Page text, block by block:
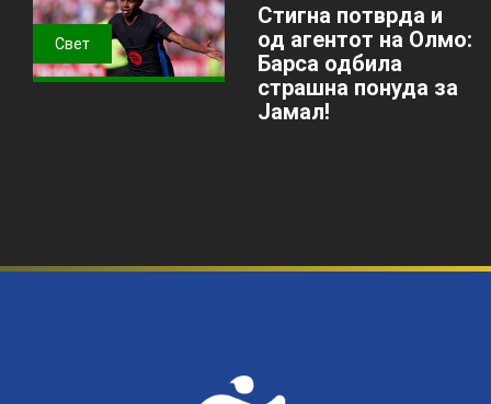
Свет
Стигна потврда и
од агентот на Олмо:
Барса одбила
страшна понуда за
Јамал!